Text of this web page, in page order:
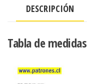
EN
cantidad
DESCRIPCIÓN
Tabla de medidas